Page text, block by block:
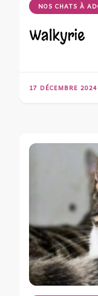
NOS CHATS À
Walkyrie
17 DÉCEMBRE 2024